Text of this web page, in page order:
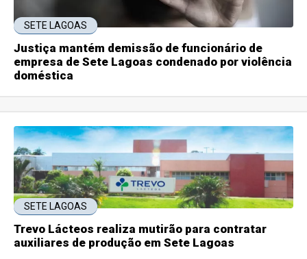
SETE LAGOAS
Justiça mantém demissão de funcionário de
empresa de Sete Lagoas condenado por violência
doméstica
SETE LAGOAS
Trevo Lácteos realiza mutirão para contratar
auxiliares de produção em Sete Lagoas